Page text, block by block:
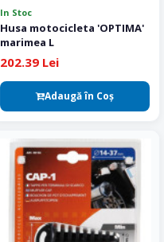
In Stoc
Husa motocicleta 'OPTIMA'
marimea L
202.39 Lei
Adaugă în Coş